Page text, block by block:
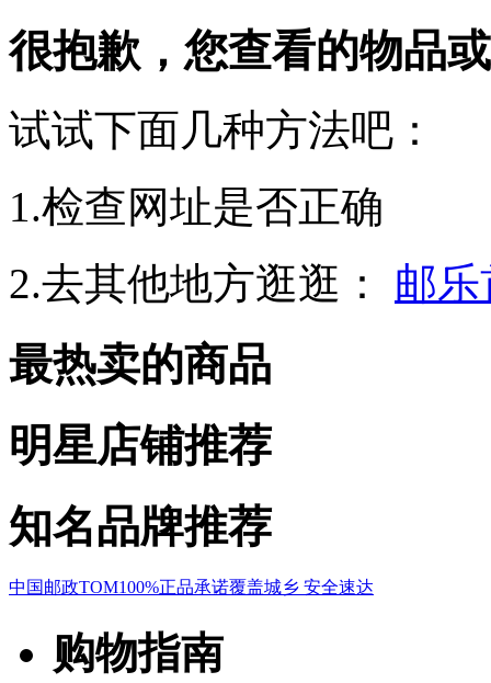
很抱歉，您查看的物品
试试下面几种方法吧：
1.检查网址是否正确
2.去其他地方逛逛：
邮
最热卖的商品
明星店铺推荐
知名品牌推荐
中国邮政TOM100%正品承诺覆盖城乡 安全速达
购物指南